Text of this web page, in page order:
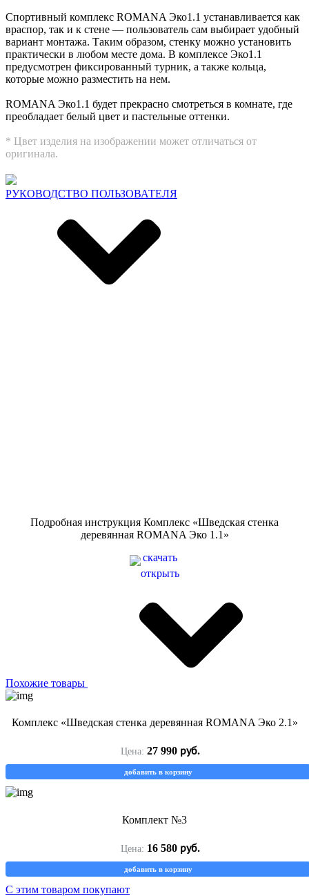
Спортивный комплекс ROMANA Эко1.1 устанавливается как
враспор, так и к стене — пользователь сам выбирает удобный
вариант монтажа. Таким образом, стенку можно установить
практически в любом месте дома. В комплексе Эко1.1
предусмотрен фиксированный турник, а также кольца,
которые можно разместить на нем.
ROMANA Эко1.1 будет прекрасно смотреться в комнате, где
преобладает белый цвет и пастельные оттенки.
* Цвет изделия на изображении может отличаться от
оригинала.
РУКОВОДСТВО ПОЛЬЗОВАТЕЛЯ
Подробная инструкция Комплекс «Шведская стенка
деревянная ROMANA Эко 1.1»
скачать
открыть
Похожие товары
Комплекс «Шведская стенка деревянная ROMANA Эко 2.1»
Цена: 27 990 руб.
добавить в корзину
Комплект №3
Цена: 16 580 руб.
добавить в корзину
С этим товаром покупают